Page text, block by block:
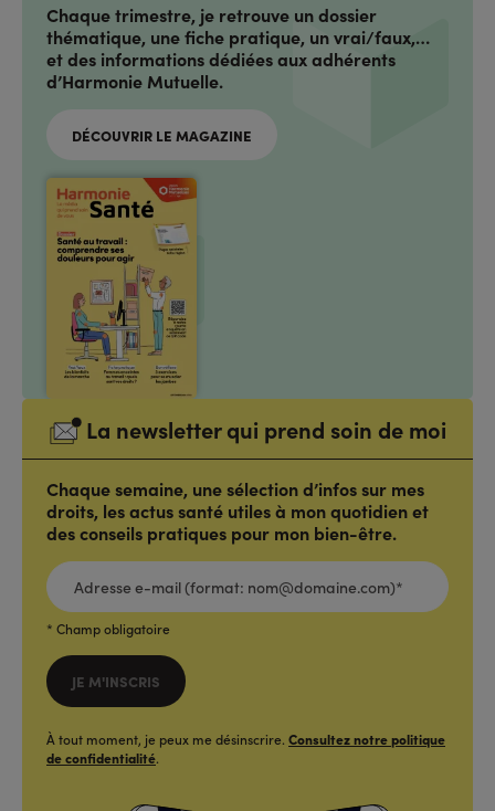
Chaque trimestre, je retrouve un dossier
thématique, une fiche pratique, un vrai/faux,…
et des informations dédiées aux adhérents
d’Harmonie Mutuelle.
DÉCOUVRIR LE MAGAZINE
La newsletter qui prend soin de moi
Chaque semaine, une sélection d’infos sur mes
droits, les actus santé utiles à mon quotidien et
des conseils pratiques pour mon bien-être.
ADRESSE
E-
MAIL
(FORMAT:
NOM@DOMAINE.COM)*
* Champ obligatoire
JE M'INSCRIS
À tout moment, je peux me désinscrire. Consultez notre politique
de confidentialité.